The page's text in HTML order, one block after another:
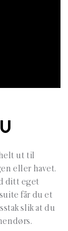
ut til
eller havet.
ditt eget
får du et
slik at du